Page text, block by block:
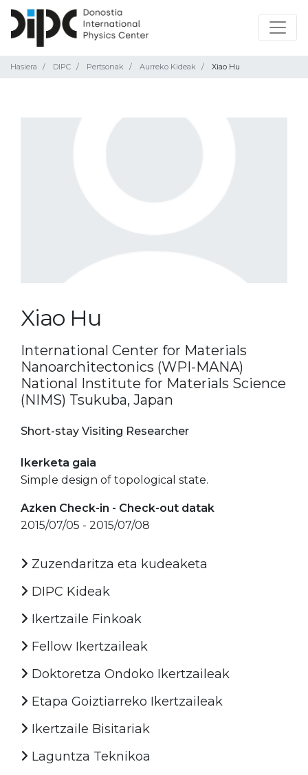
Hasiera DIPC Pertsonak Aurreko Kideak Xiao Hu
Xiao Hu
International Center for Materials
Nanoarchitectonics (WPI-MANA)
National Institute for Materials Science
(NIMS) Tsukuba, Japan
Short-stay Visiting Researcher
Ikerketa gaia
Simple design of topological state.
Azken Check-in - Check-out datak
2015/07/05 - 2015/07/08
Zuzendaritza eta kudeaketa
DIPC Kideak
Ikertzaile Finkoak
Fellow Ikertzaileak
Doktoretza Ondoko Ikertzaileak
Etapa Goiztiarreko Ikertzaileak
Ikertzaile Bisitariak
Laguntza Teknikoa